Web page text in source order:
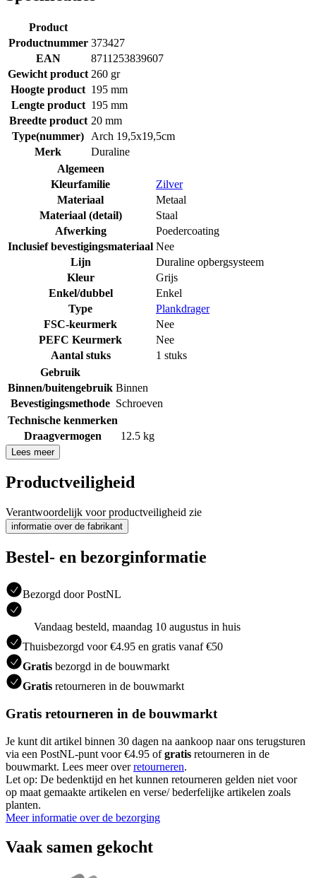
Product
Productnummer 373427
EAN
8711253839607
Gewicht product 260 gr
Hoogte product 195 mm
Lengte product 195 mm
Breedte product 20 mm
Type(nummer)
Arch 19,5x19,5cm
Merk
Duraline
Algemeen
Kleurfamilie
Zilver
Materiaal
Metaal
Materiaal (detail)
Staal
Afwerking
Poedercoating
Inclusief bevestigingsmateriaal Nee
Lijn
Duraline opbergsysteem
Kleur
Grijs
Enkel/dubbel
Enkel
Type
Plankdrager
FSC-keurmerk
Nee
PEFC Keurmerk
Nee
Aantal stuks
1 stuks
Gebruik
Binnen/buitengebruik Binnen
Bevestigingsmethode Schroeven
Technische kenmerken
Draagvermogen
12.5 kg
Lees meer
Productveiligheid
Verantwoordelijk voor productveiligheid zie
informatie over de fabrikant
Bestel- en bezorginformatie
Bezorgd door PostNL
Vandaag besteld, maandag 10 augustus in huis
Thuisbezorgd voor €4.95 en gratis vanaf €50
Gratis bezorgd in de bouwmarkt
Gratis retourneren in de bouwmarkt
Gratis retourneren in de bouwmarkt
Je kunt dit artikel binnen 30 dagen na aankoop naar ons terugsturen
via een PostNL-punt voor €4.95 ofgratis retourneren in de
bouwmarkt. Lees meer overretourneren.
Let op: De bedenktijd en het kunnen retourneren gelden niet voor
op maat gemaakte artikelen en verse/ bederfelijke artikelen zoals
planten.
Meer informatie over de bezorging
Vaak samen gekocht